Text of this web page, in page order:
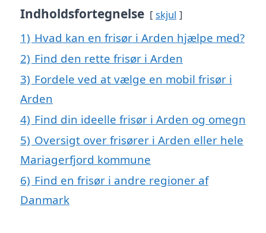
Indholdsfortegnelse skjul
1) Hvad kan en frisør i Arden hjælpe med?
2) Find den rette frisør i Arden
3) Fordele ved at vælge en mobil frisør i
Arden
4) Find din ideelle frisør i Arden og omegn
5) Oversigt over frisører i Arden eller hele
Mariagerfjord kommune
6) Find en frisør i andre regioner af
Danmark